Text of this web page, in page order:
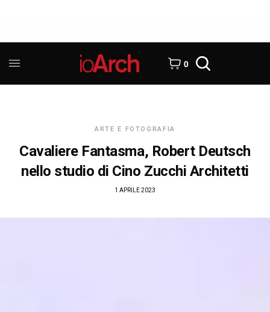
0
ARTE E FOTOGRAFIA
Cavaliere Fantasma, Robert Deutsch
nello studio di Cino Zucchi Architetti
1 APRILE 2023